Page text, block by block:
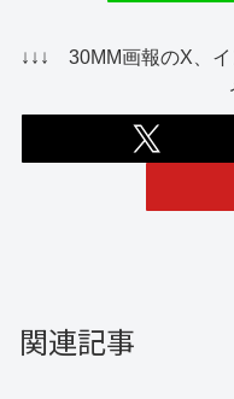
↓↓↓ 30MM画報のX、
関連記事